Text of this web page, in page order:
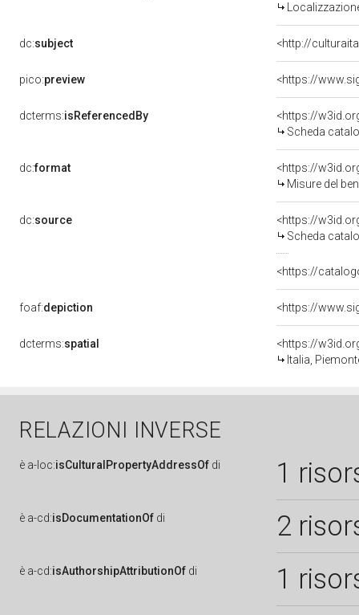
dc:subject <http://
pico:preview <https://
dcterms:isReferencedBy
<https://
Scheda
dc:format
<https://
Misure del
dc:source
<https://
Scheda
<https://
foaf:depiction <https://
dcterms:spatial
<https://
Italia,
RELAZIONI INVERSE
è a-loc:isCulturalPropertyAddressOf di 1
è a-cd:isDocumentationOf di 2
è a-cd:isAuthorshipAttributionOf di 1